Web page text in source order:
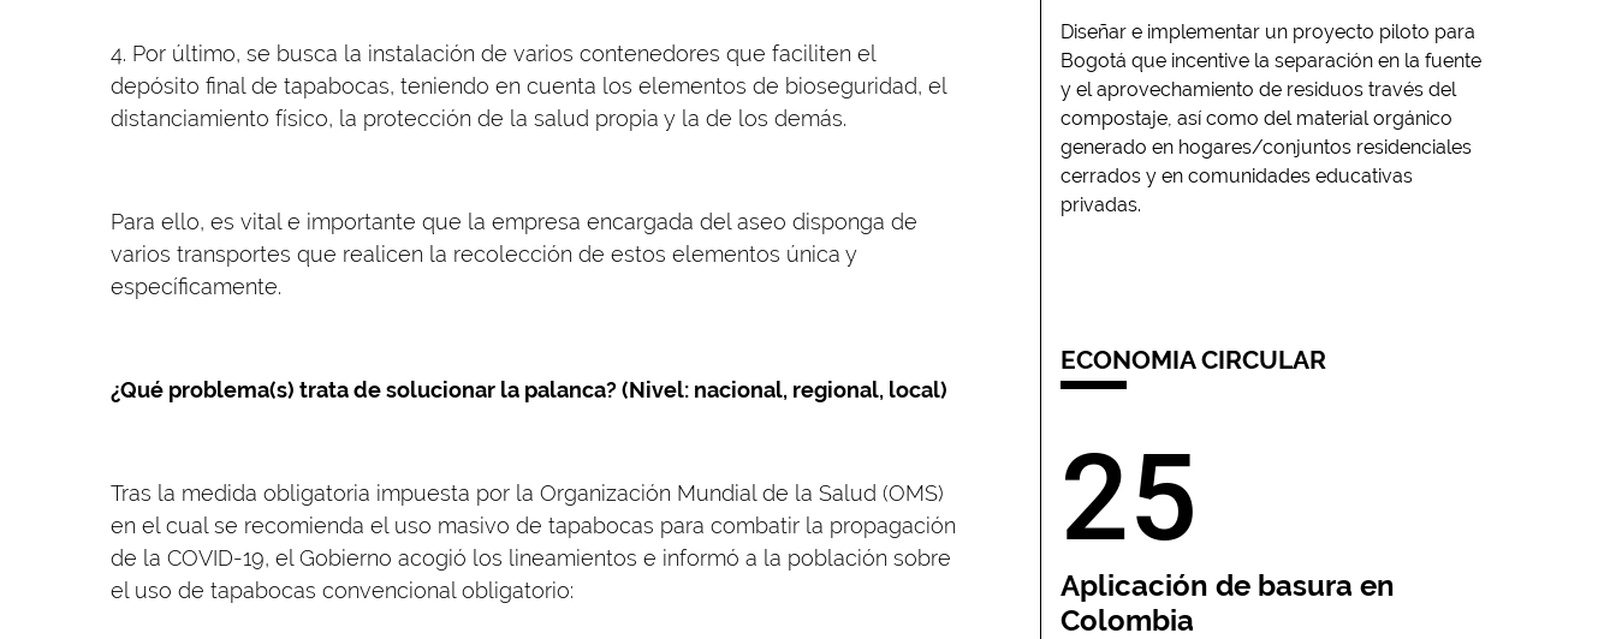
4. Por último, se busca la instalación de varios contenedores que faciliten el
depósito final de tapabocas, teniendo en cuenta los elementos de bioseguridad, el
distanciamiento físico, la protección de la salud propia y la de los demás.
Para ello, es vital e importante que la empresa encargada del aseo disponga de
varios transportes que realicen la recolección de estos elementos única y
específicamente.
¿Qué problema(s) trata de solucionar la palanca? (Nivel: nacional, regional, local)
Tras la medida obligatoria impuesta por la Organización Mundial de la Salud (OMS)
en el cual se recomienda el uso masivo de tapabocas para combatir la propagación
de la COVID-19, el Gobierno acogió los lineamientos e informó a la población sobre
el uso de tapabocas convencional obligatorio:
Diseñar e implementar un proyecto piloto para
Bogotá que incentive la separación en la fuente
y el aprovechamiento de residuos través del
compostaje, así como del material orgánico
generado en hogares/conjuntos residenciales
cerrados y en comunidades educativas
privadas.
ECONOMIA CIRCULAR
25
Aplicación de basura en
Colombia